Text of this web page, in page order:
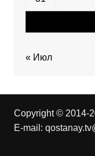
« Июл
Copyright © 2014-
E-mail: